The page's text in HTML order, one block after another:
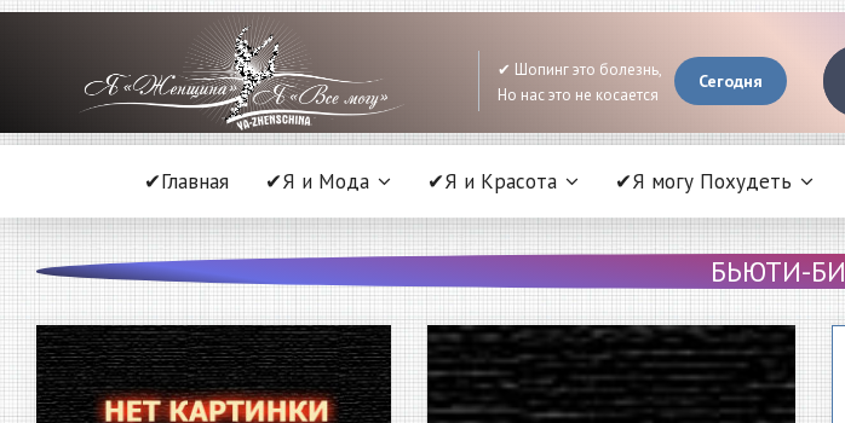
✔ Шопинг это болезнь,
Но нас это не косается
Сегодня
✔Главная ✔Я и Мода ✔Я и Красота ✔Я могу Похудеть
БЬЮТИ-